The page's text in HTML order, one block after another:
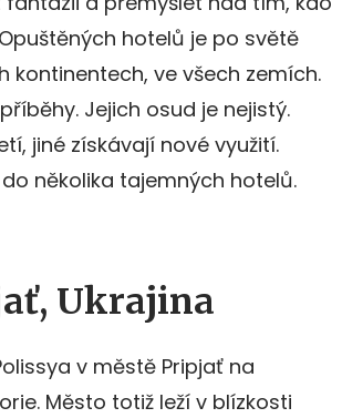
hotelů je po světě
kontinentech, ve všech zemích.
Jejich osud je nejistý.
jiné získávají nové využití.
několika tajemných hotelů.
Ukrajina
v městě Pripjať na
Město totiž leží v blízkosti